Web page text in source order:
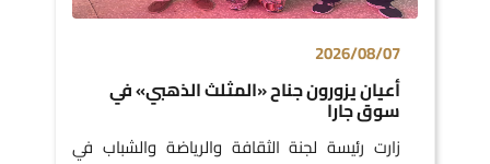
2026/08/07
أعيان يزورون جناح «المثلث الذهبي» في
سوق جارا
زارت رئيسة لجنة الثقافة والرياضة والشباب في